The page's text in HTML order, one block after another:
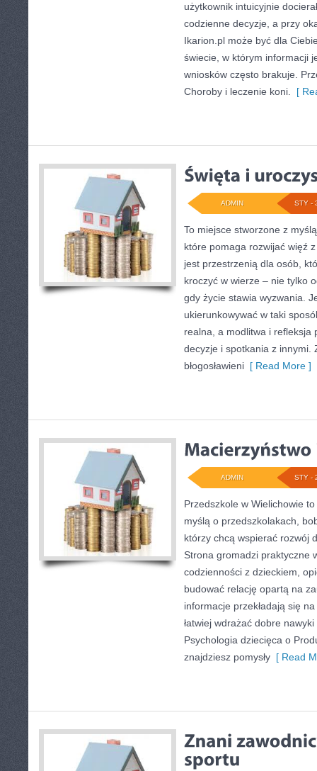
użytkownik intuicyjnie
codzienne decyzje, a przy
Ikarion.pl może być dla
świecie, w którym informacji
wniosków często brakuje.
Choroby i leczenie koni.
[
STY -
ADMIN
To miejsce stworzone z
które pomaga rozwijać więź
jest przestrzenią dla osób,
kroczyć w wierze – nie tylko
gdy życie stawia wyzwania.
ukierunkowywać w taki
realna, a modlitwa i refleksja
decyzje i spotkania z innymi.
błogosławieni [ Read More ]
STY -
ADMIN
Przedszkole w Wielichowie
myślą o przedszkolakach,
którzy chcą wspierać rozwój
Strona gromadzi praktyczne
codzienności z dzieckiem,
budować relację opartą na
informacje przekładają się
łatwiej wdrażać dobre
Psychologia dziecięca o
znajdziesz pomysły [ Read